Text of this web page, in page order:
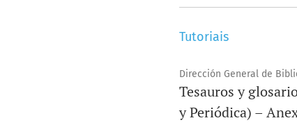
Tutoriais
Dirección General de
Tesauros y
y Periódica) –